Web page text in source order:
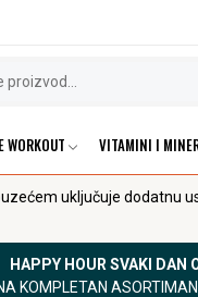
WORKOUT VITAMINI I
uključuje dodatnu
HAPPY HOUR SVAKI DAN
KOMPLETAN